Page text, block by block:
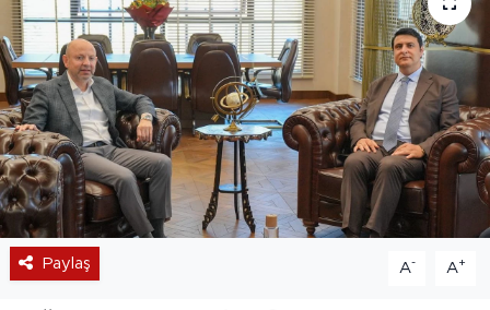
Paylaş A- A+